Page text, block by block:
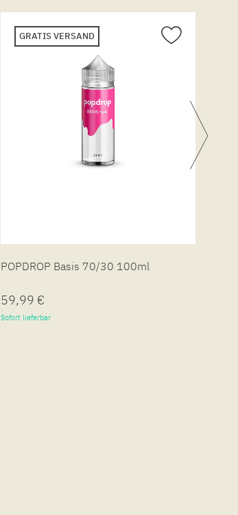
GRATIS VERSAND
POPDROP Basis 70/30 100ml
59,99 €
Sofort lieferbar